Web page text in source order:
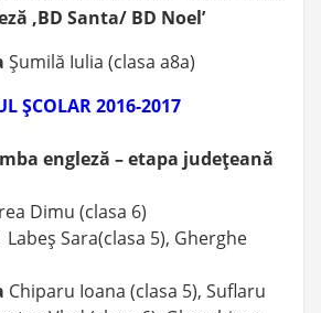
‚BD Santa/ BD Noel’
Şumilă Iulia (clasa a8a)
ŞCOLAR 2016-2017
engleză – etapa judeţeană
Dimu (clasa 6)
Labeş Sara(clasa 5), Gherghe
Chiparu Ioana (clasa 5), Suflaru